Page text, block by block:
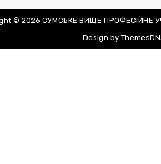
© 2026 СУМСЬКЕ ВИЩЕ ПРОФЕСІЙНЕ
Design by